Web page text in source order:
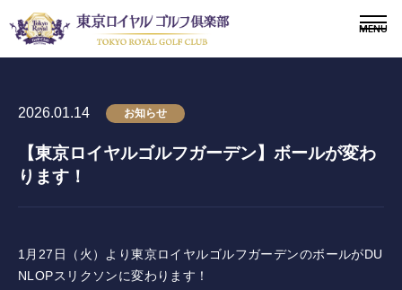
〒243-0308 神奈川県愛甲郡愛川町三増1764-4
TEL.046-281-1181
ニュース
2026.01.14 お知らせ
【東京ロイヤルゴルフガーデン】ボールが変わ
ります！
1月27日（火）より東京ロイヤルゴルフガーデンのボールがDU
NLOPスリクソンに変わります！